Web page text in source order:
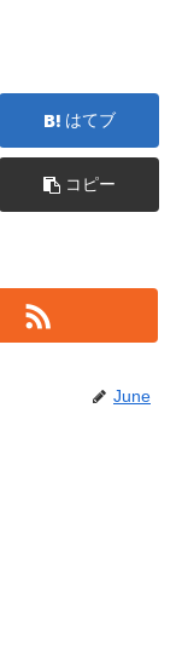
はてブ
コピー
June